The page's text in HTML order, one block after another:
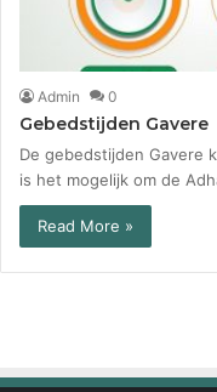
Admin 0
Gebedstijden Gavere
De gebedstijden Gavere
is het mogelijk om de
Read More »